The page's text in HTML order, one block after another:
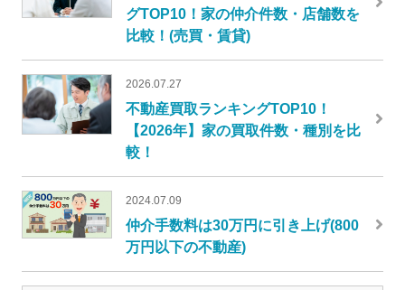
グTOP10！家の仲介件数・店舗数を
比較！(売買・賃貸)
2026.07.27
不動産買取ランキングTOP10！
【2026年】家の買取件数・種別を比
較！
2024.07.09
仲介手数料は30万円に引き上げ(800
万円以下の不動産)